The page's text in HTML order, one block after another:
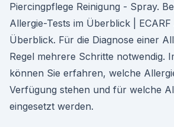
Piercingpflege Reinigung - Spray.
Allergie-Tests im Überblick |
Überblick. Für die Diagnose einer
Regel mehrere Schritte notwendig.
können Sie erfahren, welche
Verfügung stehen und für welche
eingesetzt werden.